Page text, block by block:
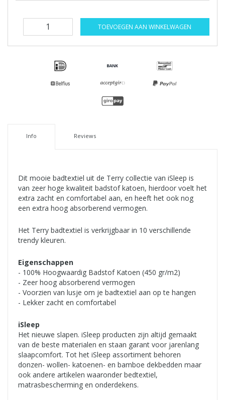
TOEVOEGEN AAN WINKELWAGEN
Info Reviews
Dit mooie badtextiel uit de Terry collectie van iSleep is
van zeer hoge kwaliteit badstof katoen, hierdoor voelt het
extra zacht en comfortabel aan, en heeft het ook nog
een extra hoog absorberend vermogen.
Het Terry badtextiel is verkrijgbaar in 10 verschillende
trendy kleuren.
Eigenschappen
- 100% Hoogwaardig Badstof Katoen (450 gr/m2)
- Zeer hoog absorberend vermogen
- Voorzien van lusje om je badtextiel aan op te hangen
- Lekker zacht en comfortabel
iSleep
Het nieuwe slapen. iSleep producten zijn altijd gemaakt
van de beste materialen en staan garant voor jarenlang
slaapcomfort. Tot het iSleep assortiment behoren
donzen- wollen- katoenen- en bamboe dekbedden maar
ook andere artikelen waaronder bedtextiel,
matrasbescherming en onderdekens.